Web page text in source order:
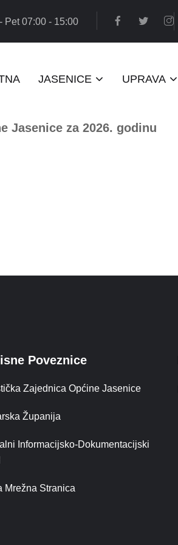
Pet 07:00 - 15:00
JASENICE UPRAVA
Jasenice za 2026. godinu
Poveznice
Zajednica Općine Jasenice
Županija
Informacijsko-Dokumentacijski
Mrežna Stranica